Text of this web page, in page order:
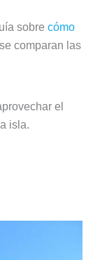
sobre cómo
comparan las
el
isla.